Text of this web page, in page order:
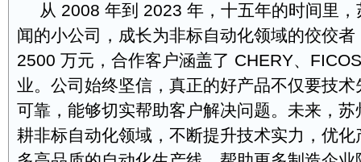
从 2008 年到 2023 年，十五年的时间里
闻的小公司，成长为非标自动化领域的佼佼
2500 万元，合作客户涵盖了 CHERY、
业。公司始终坚信，真正的好产品不仅要技
可靠，能够切实帮助客户解决问题。未来，
耕非标自动化领域，不断提升技术实力，优